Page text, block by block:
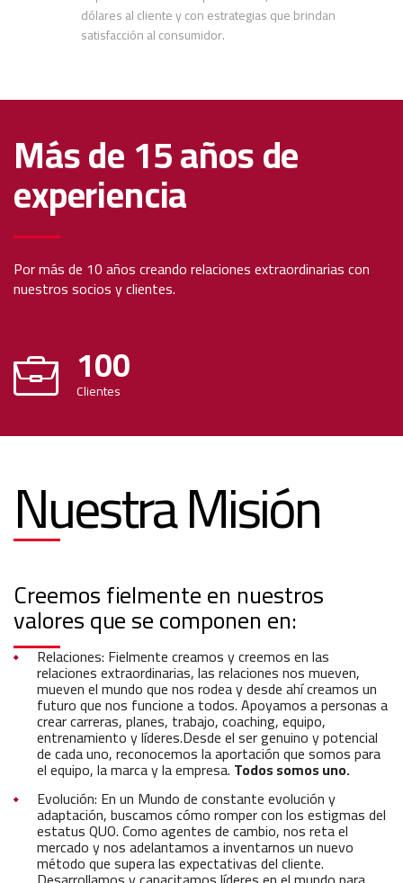
dólares al cliente y con estrategias que brindan
satisfacción al consumidor.
Más de 15 años de
experiencia
Por más de 10 años creando relaciones extraordinarias con
nuestros socios y clientes.
100
Clientes
Nuestra Misión
Creemos fielmente en nuestros
valores que se componen en:
Relaciones: Fielmente creamos y creemos en las
relaciones extraordinarias, las relaciones nos mueven,
mueven el mundo que nos rodea y desde ahí creamos un
futuro que nos funcione a todos. Apoyamos a personas a
crear carreras, planes, trabajo, coaching, equipo,
entrenamiento y líderes.Desde el ser genuino y potencial
de cada uno, reconocemos la aportación que somos para
el equipo, la marca y la empresa. Todos somos uno.
Evolución: En un Mundo de constante evolución y
adaptación, buscamos cómo romper con los estigmas del
estatus QUO. Como agentes de cambio, nos reta el
mercado y nos adelantamos a inventarnos un nuevo
método que supera las expectativas del cliente.